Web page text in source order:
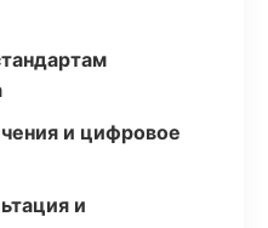
и цифровое
и